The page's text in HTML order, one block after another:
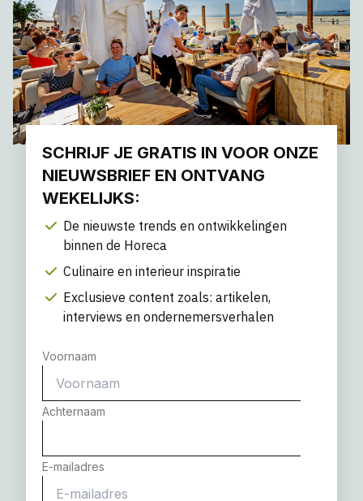
SCHRIJF JE GRATIS IN VOOR ONZE
NIEUWSBRIEF EN ONTVANG
WEKELIJKS:
De nieuwste trends en ontwikkelingen
binnen de Horeca
Culinaire en interieur inspiratie
Exclusieve content zoals: artikelen,
interviews en ondernemersverhalen
Voornaam
Achternaam
E-mailadres